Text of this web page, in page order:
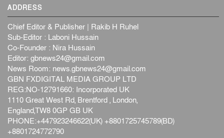
ADDRESS
Chief Editor & Publisher | Rakib H Ruhel
Sub-Editor : Laboni Hussain
Co-Founder : Nira Hussain
Editor: gbnews24@gmail.com
News Room: news.gbnews24@gmail.com
GBN FXDIGITAL MEDIA GROUP LTD
REG:NO-12791660: Incorporated UK
1110 Great West Rd, Brentford , London,
England,TW8 0GP GB UK
PHONE:+447923246622(UK) +8801725745789(BD)
+8801724772790